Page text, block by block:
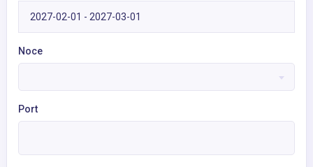
Noce
Port